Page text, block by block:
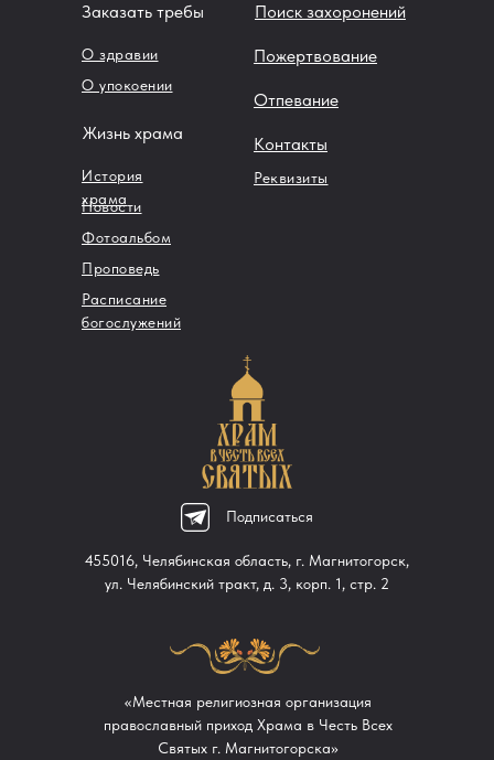
455016, Челябинская область, г. Магнитогорск,
ул. Челябинский тракт, д. 3, корп. 1, стр. 2
Заказать требы
О здравии
О упокоении
Жизнь храма
Проповедь
История
храма
Новости
Контакты
Реквизиты
Поиск захоронений
Пожертвование
Фотоальбом
Расписание
богослужений
Отпевание
«Местная религиозная организация
православный приход Храма в Честь Всех
Святых г. Магнитогорска»
Подписаться